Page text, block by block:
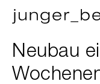
Neubau